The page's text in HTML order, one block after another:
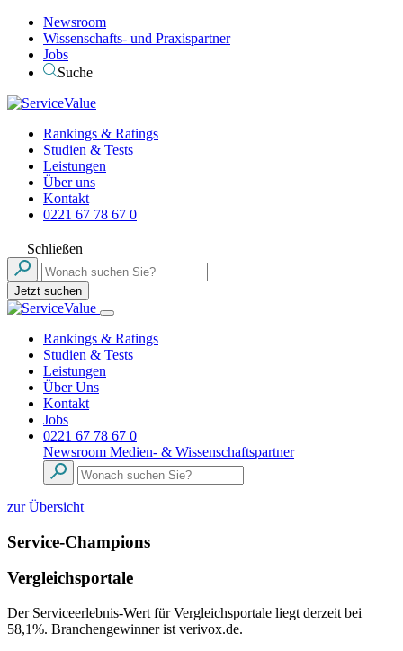
Newsroom
Wissenschafts- und Praxispartner
Jobs
Suche
Rankings & Ratings
Studien & Tests
Leistungen
Über uns
Kontakt
0221 67 78 67 0
Schließen
Jetzt suchen
Rankings & Ratings
Studien & Tests
Leistungen
Über Uns
Kontakt
Jobs
0221 67 78 67 0
Newsroom Medien- & Wissenschaftspartner
zur Übersicht
Service-Champions
Vergleichsportale
Der Serviceerlebnis-Wert für Vergleichsportale liegt derzeit bei
58,1%. Branchengewinner ist verivox.de.